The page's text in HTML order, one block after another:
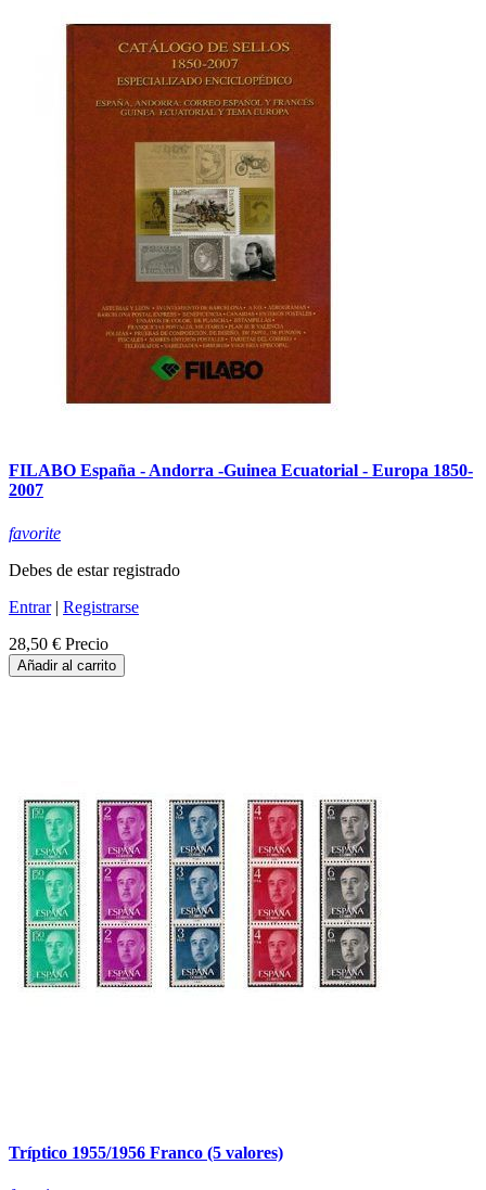
FILABO España - Andorra -Guinea Ecuatorial - Europa 1850-
2007
favorite
Debes de estar registrado
Entrar| Registrarse
28,50 € Precio
Añadir al carrito
Tríptico 1955/1956 Franco (5 valores)